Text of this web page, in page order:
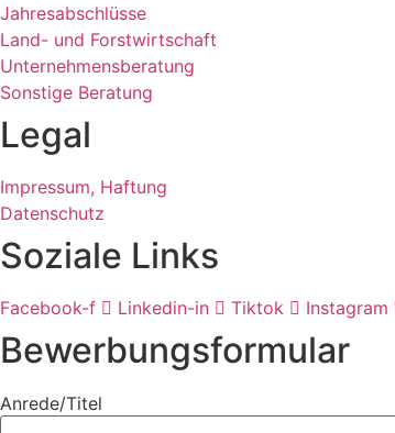
Jahresabschlüsse
Land- und Forstwirtschaft
Unternehmensberatung
Sonstige Beratung
Legal
Impressum, Haftung
Datenschutz
Soziale Links
Facebook-f Linkedin-in Tiktok Instagram
Bewerbungsformular
Anrede/Titel